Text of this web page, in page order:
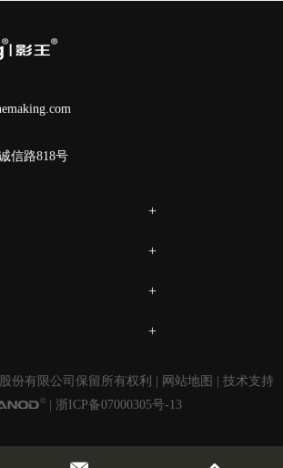
信路818号
份有限公司保留所有权利 | 网站地图
| 技术支持
浙ICP备07000305号-13